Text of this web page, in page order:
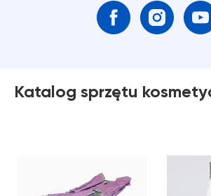
Katalog sprzętu